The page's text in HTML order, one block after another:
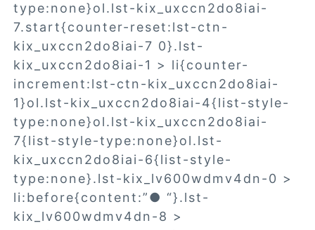
type:none}ol.lst-kix_uxccn2do8iai-
7.start{counter-reset:lst-ctn-
kix_uxccn2do8iai-7 0}.lst-
kix_uxccn2do8iai-1 > li{counter-
increment:lst-ctn-kix_uxccn2do8iai-
1}ol.lst-kix_uxccn2do8iai-4{list-style-
type:none}ol.lst-kix_uxccn2do8iai-
7{list-style-type:none}ol.lst-
kix_uxccn2do8iai-6{list-style-
type:none}.lst-kix_lv600wdmv4dn-0 >
li:before{content:”● “}.lst-
kix_lv600wdmv4dn-8 >